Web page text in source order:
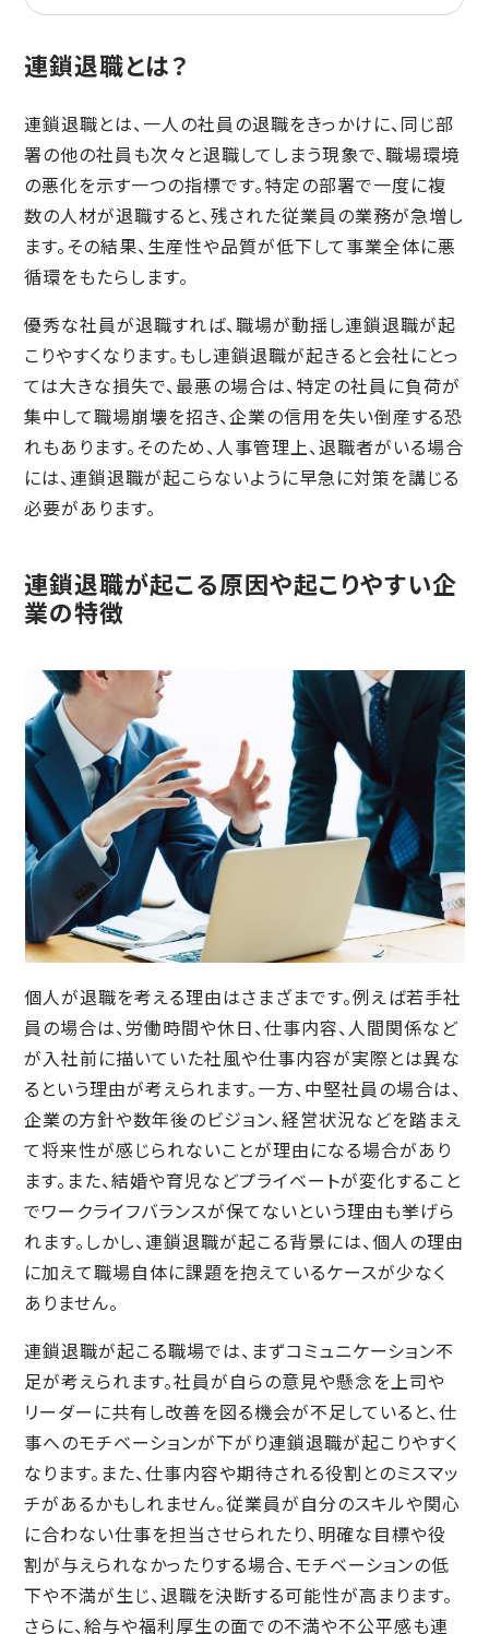
連鎖退職とは？
連鎖退職とは、一人の社員の退職をきっかけに、同じ部
署の他の社員も次々と退職してしまう現象で、職場環境
の悪化を示す一つの指標です。特定の部署で一度に複
数の人材が退職すると、残された従業員の業務が急増し
ます。その結果、生産性や品質が低下して事業全体に悪
循環をもたらします。
優秀な社員が退職すれば、職場が動揺し連鎖退職が起
こりやすくなります。もし連鎖退職が起きると会社にとっ
ては大きな損失で、最悪の場合は、特定の社員に負荷が
集中して職場崩壊を招き、企業の信用を失い倒産する恐
れもあります。そのため、人事管理上、退職者がいる場合
には、連鎖退職が起こらないように早急に対策を講じる
必要があります。
連鎖退職が起こる原因や起こりやすい企
業の特徴
個人が退職を考える理由はさまざまです。例えば若手社
員の場合は、労働時間や休日、仕事内容、人間関係など
が入社前に描いていた社風や仕事内容が実際とは異な
るという理由が考えられます。一方、中堅社員の場合は、
企業の方針や数年後のビジョン、経営状況などを踏まえ
て将来性が感じられないことが理由になる場合があり
ます。また、結婚や育児などプライベートが変化すること
でワークライフバランスが保てないという理由も挙げら
れます。しかし、連鎖退職が起こる背景には、個人の理由
に加えて職場自体に課題を抱えているケースが少なく
ありません。
連鎖退職が起こる職場では、まずコミュニケーション不
足が考えられます。社員が自らの意見や懸念を上司や
リーダーに共有し改善を図る機会が不足していると、仕
事へのモチベーションが下がり連鎖退職が起こりやすく
なります。また、仕事内容や期待される役割とのミスマッ
チがあるかもしれません。従業員が自分のスキルや関心
に合わない仕事を担当させられたり、明確な目標や役
割が与えられなかったりする場合、モチベーションの低
下や不満が生じ、退職を決断する可能性が高まります。
さらに、給与や福利厚生の面での不満や不公平感も連